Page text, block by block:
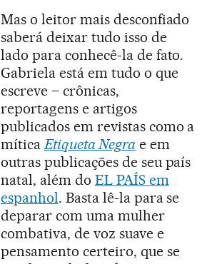
Mas o leitor mais desconfiado
saberá deixar tudo isso de
lado para conhecê-la de fato.
Gabriela está em tudo o que
escreve – crônicas,
reportagens e artigos
publicados em revistas como a
míticaEtiqueta Negra e em
outras publicações de seu país
natal, além do EL PAÍS em
espanhol. Basta lê-la para se
deparar com uma mulher
combativa, de voz suave e
pensamento certeiro, que se